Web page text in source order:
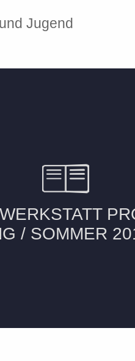
Jugend